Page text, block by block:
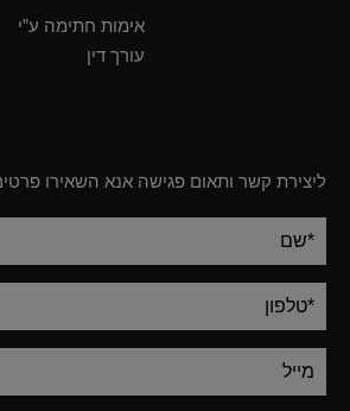
אימות חתימה ע”י
עורך דין
ליצירת קשר ותאום פגישה אנא השאירו